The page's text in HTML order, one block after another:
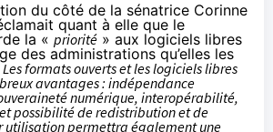
du côté de la sénatrice Corinne
quant à elle que le
la « priorité » aux logiciels libres
des administrations qu’elles les
Les formats ouverts et les logiciels libres
avantages : indépendance
numérique, interopérabilité,
possibilité de redistribution et de
utilisation permettra également une